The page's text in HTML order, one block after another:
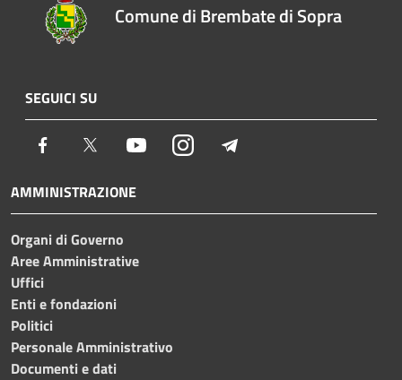
Comune di Brembate di Sopra
SEGUICI SU
Facebook Twitter YoutubeInstagram
AMMINISTRAZIONE
Organi di Governo
Aree Amministrative
Uffici
Enti e fondazioni
Politici
Personale Amministrativo
Documenti e dati